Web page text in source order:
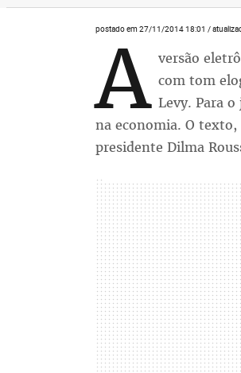
postado em 27/11/2014 18:01 /
A versão
com tom
Levy. Para
na economia. O
presidente Dilma